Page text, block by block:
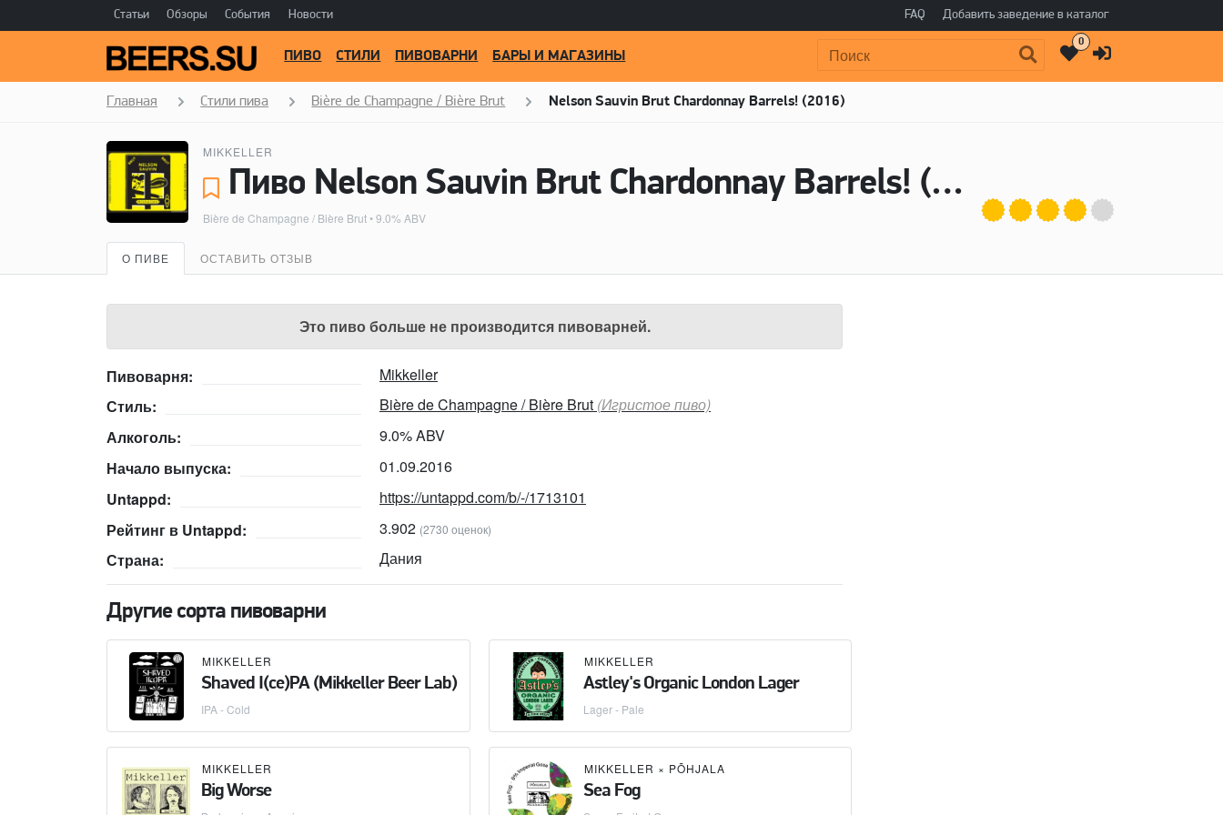
Статьи Обзоры События Новости FAQ Добавить заведение в каталог
Поиск:
ПИВО СТИЛИ ПИВОВАРНИ БАРЫ И МАГАЗИНЫ
0
Главная Стили пива Bière de Champagne / Bière Brut Nelson Sauvin Brut Chardonnay Barrels! (2016)
MIKKELLER
Пиво Nelson Sauvin Brut Chardonnay Barrels! (2016) - Mikkeller
Bière de Champagne / Bière Brut• 9.0% ABV
О ПИВЕ ОСТАВИТЬ ОТЗЫВ
Это пиво больше не производится пивоварней.
Пивоварня:
Mikkeller
Стиль:
Bière de Champagne / Bière Brut (Игристое пиво)
Алкоголь:
9.0% ABV
Начало выпуска:
01.09.2016
Untappd:
https://untappd.com/b/-/1713101
Рейтинг в Untappd:
3.902 (2730 оценок)
Страна: Дания
Другие сорта пивоварни
MIKKELLER
Shaved I(ce)PA (Mikkeller Beer Lab)
IPA - Cold
MIKKELLER
Astley's Organic London Lager
Lager - Pale
MIKKELLER
Big Worse
MIKKELLER × PÕHJALA
Sea Fog